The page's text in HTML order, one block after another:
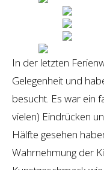
LINKS
In der letzten
Gelegenheit und
besucht. Es war ein
vielen) Eindrücken
Hälfte gesehen
Wahrnehmung der